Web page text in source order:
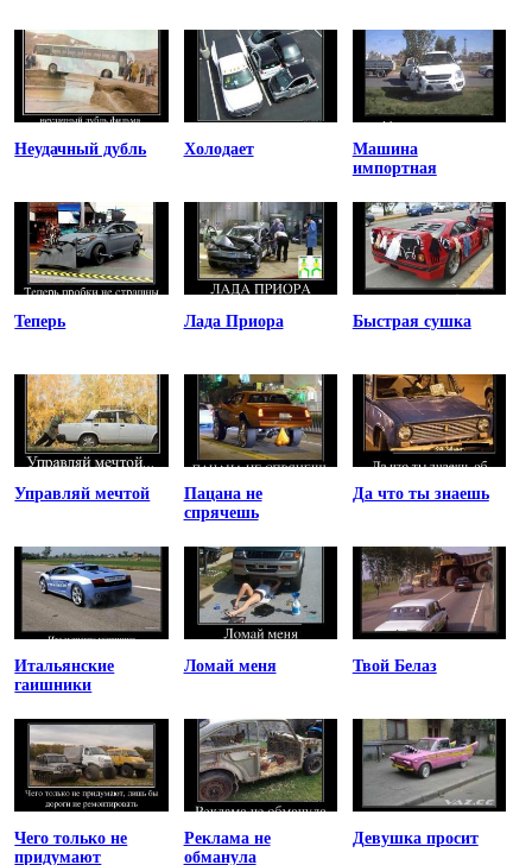
Неудачный дубль Холодает
Машина
импортная
Теперь Лада Приора Быстрая сушка
Управляй мечтой
Пацана не
спрячешь
Да что ты знаешь
Итальянские
гаишники
Ломай меня Твой Белаз
Чего только не
придумают
Реклама не
обманула
Девушка просит